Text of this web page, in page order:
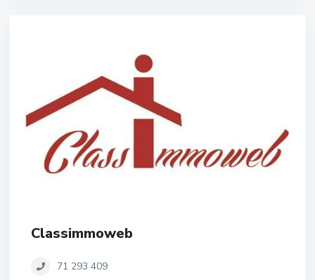
Classimmoweb
71 293 409